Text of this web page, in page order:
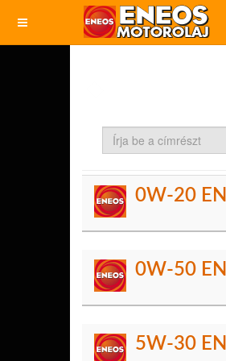
Írja
a
0W-20
0W-50
5W-30